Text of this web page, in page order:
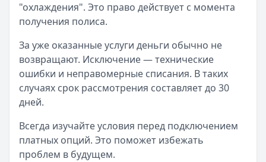
"охлаждения". Это право действует с момента
получения полиса.
За уже оказанные услуги деньги обычно не
возвращают. Исключение — технические
ошибки и неправомерные списания. В таких
случаях срок рассмотрения составляет до 30
дней.
Всегда изучайте условия перед подключением
платных опций. Это поможет избежать
проблем в будущем.